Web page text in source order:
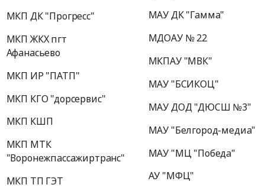
МКП ДК "Прогресс"
МКП ЖКХ пгт
Афанасьево
МКП ИР "ПАТП"
МКП КГО "дорсервис"
МКП КШП
МКП МТК
"Воронежпассажиртранс"
МКП ТП ГЭТ
МАУ ДК "Гамма"
МДОАУ № 22
МКПАУ "МВК"
МАУ "БСИКОЦ"
МАУ ДОД "ДЮСШ №3"
МАУ "Белгород-медиа"
МАУ "МЦ "Победа"
АУ "МФЦ"